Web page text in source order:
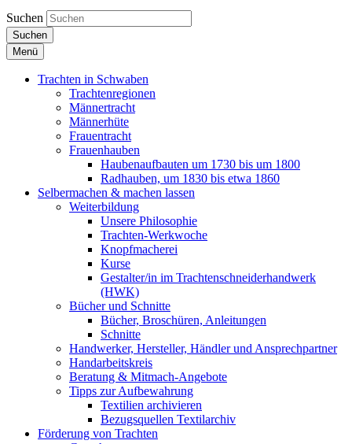
Suchen
Suchen
Menü
Trachten in Schwaben
Trachtenregionen
Männertracht
Männerhüte
Frauentracht
Frauenhauben
Haubenaufbauten um 1730 bis um 1800
Radhauben, um 1830 bis etwa 1860
Selbermachen & machen lassen
Weiterbildung
Unsere Philosophie
Trachten-Werkwoche
Knopfmacherei
Kurse
Gestalter/in im Trachtenschneiderhandwerk
(HWK)
Bücher und Schnitte
Bücher, Broschüren, Anleitungen
Schnitte
Handwerker, Hersteller, Händler und Ansprechpartner
Handarbeitskreis
Beratung & Mitmach-Angebote
Tipps zur Aufbewahrung
Textilien archivieren
Bezugsquellen Textilarchiv
Förderung von Trachten